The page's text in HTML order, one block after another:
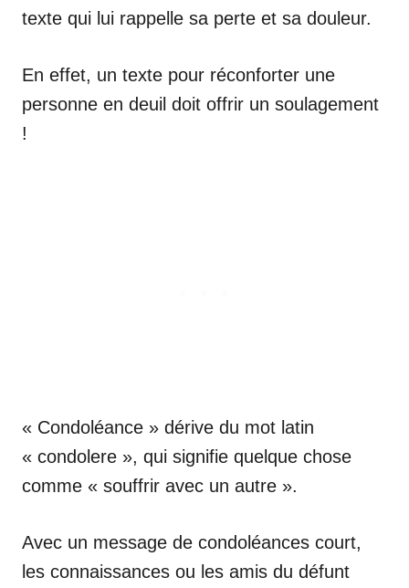
texte qui lui rappelle sa perte et sa douleur.
En effet, un texte pour réconforter une
personne en deuil doit offrir un soulagement
!
« Condoléance » dérive du mot latin
« condolere », qui signifie quelque chose
comme « souffrir avec un autre ».
Avec un message de condoléances court,
les connaissances ou les amis du défunt